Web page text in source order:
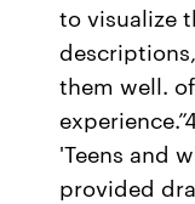
to visualize
them well.
'Teens and
provided